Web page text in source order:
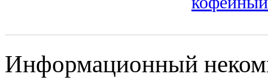
Информационный